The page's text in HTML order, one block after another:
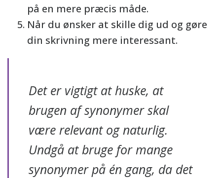
på en mere præcis måde.
Når du ønsker at skille dig ud og gøre
din skrivning mere interessant.
Det er vigtigt at huske, at
brugen af synonymer skal
være relevant og naturlig.
Undgå at bruge for mange
synonymer på én gang, da det